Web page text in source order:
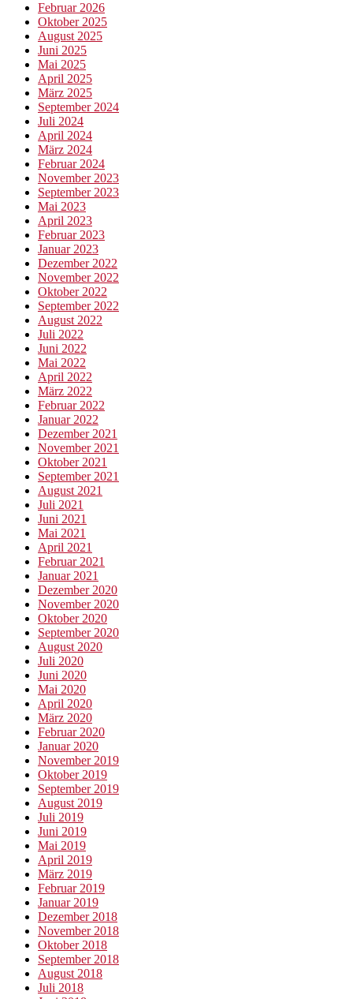
Februar 2026
Oktober 2025
August 2025
Juni 2025
Mai 2025
April 2025
März 2025
September 2024
Juli 2024
April 2024
März 2024
Februar 2024
November 2023
September 2023
Mai 2023
April 2023
Februar 2023
Januar 2023
Dezember 2022
November 2022
Oktober 2022
September 2022
August 2022
Juli 2022
Juni 2022
Mai 2022
April 2022
März 2022
Februar 2022
Januar 2022
Dezember 2021
November 2021
Oktober 2021
September 2021
August 2021
Juli 2021
Juni 2021
Mai 2021
April 2021
Februar 2021
Januar 2021
Dezember 2020
November 2020
Oktober 2020
September 2020
August 2020
Juli 2020
Juni 2020
Mai 2020
April 2020
März 2020
Februar 2020
Januar 2020
November 2019
Oktober 2019
September 2019
August 2019
Juli 2019
Juni 2019
Mai 2019
April 2019
März 2019
Februar 2019
Januar 2019
Dezember 2018
November 2018
Oktober 2018
September 2018
August 2018
Juli 2018